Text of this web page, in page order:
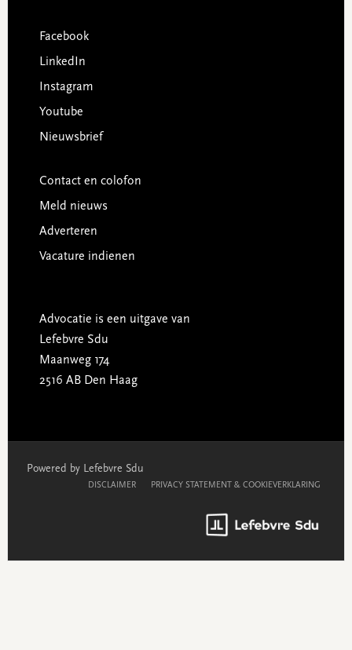
Facebook
LinkedIn
Instagram
Youtube
Nieuwsbrief
Contact en colofon
Meld nieuws
Adverteren
Vacature indienen
Advocatie is een uitgave van
Lefebvre Sdu
Maanweg 174
2516 AB Den Haag
Powered by Lefebvre Sdu
DISCLAIMER PRIVACY STATEMENT & COOKIEVERKLARING